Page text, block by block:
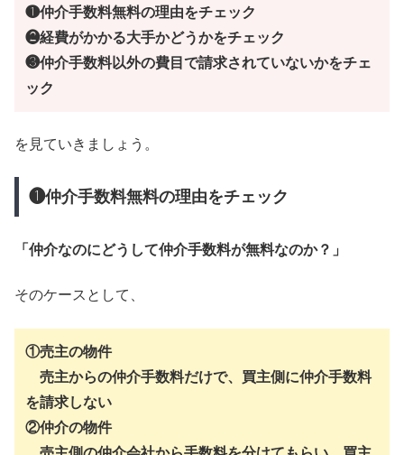
❶仲介手数料無料の理由をチェック
❷経費がかかる大手かどうかをチェック
❸仲介手数料以外の費目で請求されていないかをチェ
ック
を見ていきましょう。
❶仲介手数料無料の理由をチェック
「仲介なのにどうして仲介手数料が無料なのか？」
そのケースとして、
①売主の物件
売主からの仲介手数料だけで、買主側に仲介手数料
を請求しない
②仲介の物件